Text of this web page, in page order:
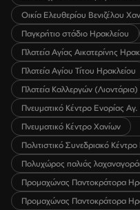
Οικία Ελευθερίου Βενιζέλου
Παγκρήτιο στάδιο Ηρακλείου
Πλατεία Αγίας Αικατερίνης
Πλατεία Αγίου Τίτου Ηρακλείου
Πλατεία Καλλεργών
Πνευματικό Κέντρο Ενορίας
Πνευματικό Κέντρο Χανίων
Πολιτιστικό Συνεδριακό
Πολυχώρος παλιάς
Προμαχώνας Παντοκράτορα
Προμαχώνας Παντοκράτορα